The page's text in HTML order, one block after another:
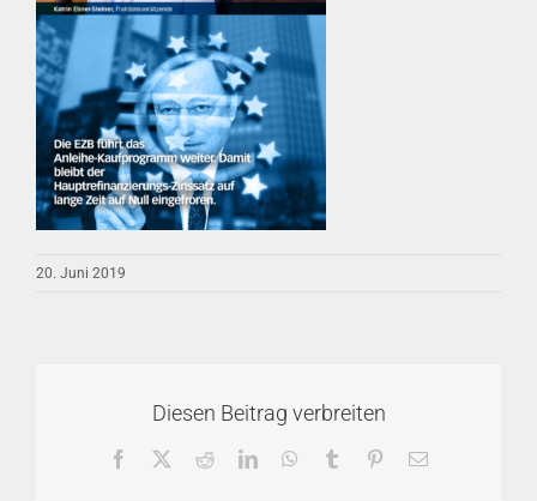
20. Juni 2019
Diesen Beitrag verbreiten
Facebook RedditLinkedInWhatsApp
Tumblr Pinterest
E-